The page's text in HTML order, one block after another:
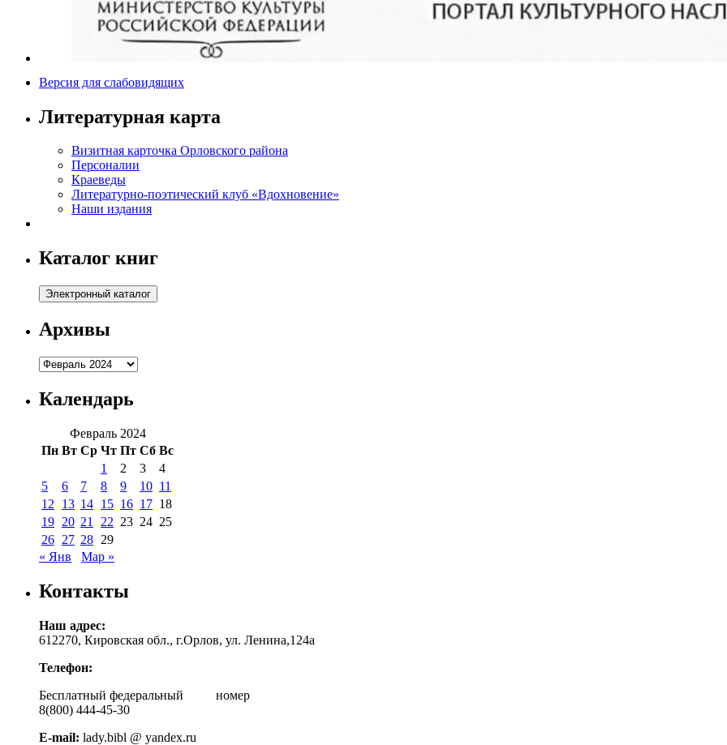
Версия для слабовидящих
Литературная карта
Визитная карточка Орловского района
Персоналии
Краеведы
Литературно-поэтический клуб «Вдохновение»
Наши издания
Каталог книг
Архивы
Архивы
Календарь
Февраль 2024
Пн Вт Ср Чт Пт Сб Вс
1
2 3
4
5
6 7 8 9 10 11
12
13 14 15 16 17 18
19 20 21 22 23 24 25
26 27 28 29
« Янв
Мар »
Контакты
Наш адрес:
612270, Кировская обл., г.Орлов, ул. Ленина,124а
Телефон:
Бесплатный федеральный номер
8(800) 444-45-30
E-mail: lady.bibl @ yandex.ru